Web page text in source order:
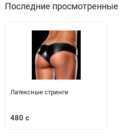
Последние просмотренные
Латексные стринги
480 с